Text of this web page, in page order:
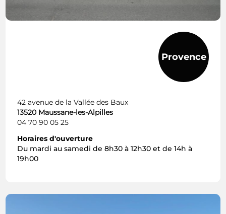
Provence
42 avenue de la Vallée des Baux
13520 Maussane-les-Alpilles
04 70 90 05 25
Horaires d'ouverture
Du mardi au samedi de 8h30 à 12h30 et de 14h à
19h00